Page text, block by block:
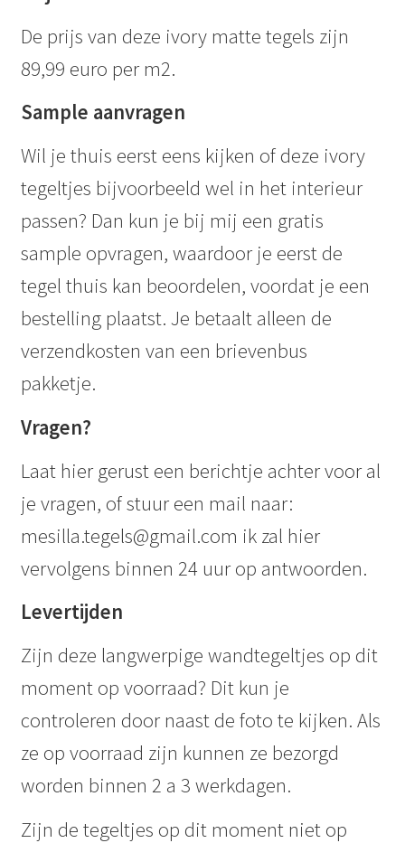
De prijs van deze ivory matte tegels zijn
89,99 euro per m2.
Sample aanvragen
Wil je thuis eerst eens kijken of deze ivory
tegeltjes bijvoorbeeld wel in het interieur
passen? Dan kun je bij mij een gratis
sample opvragen, waardoor je eerst de
tegel thuis kan beoordelen, voordat je een
bestelling plaatst. Je betaalt alleen de
verzendkosten van een brievenbus
pakketje.
Vragen?
Laat hier gerust een berichtje achter voor al
je vragen, of stuur een mail naar:
mesilla.tegels@gmail.com ik zal hier
vervolgens binnen 24 uur op antwoorden.
Levertijden
Zijn deze langwerpige wandtegeltjes op dit
moment op voorraad? Dit kun je
controleren door naast de foto te kijken. Als
ze op voorraad zijn kunnen ze bezorgd
worden binnen 2 a 3 werkdagen.
Zijn de tegeltjes op dit moment niet op